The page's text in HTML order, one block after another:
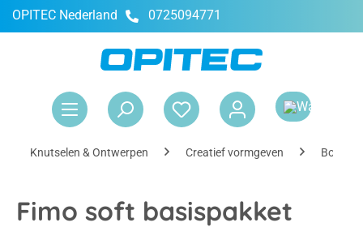
OPITEC Nederland 0725094771
Knutselen & Ontwerpen Creatief vormgeven
Fimo soft basispakket